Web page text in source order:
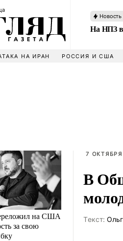
Новость
На НПЗ
НА ИРАН РОССИЯ И США
на США
за свою
7
В
Tекст: